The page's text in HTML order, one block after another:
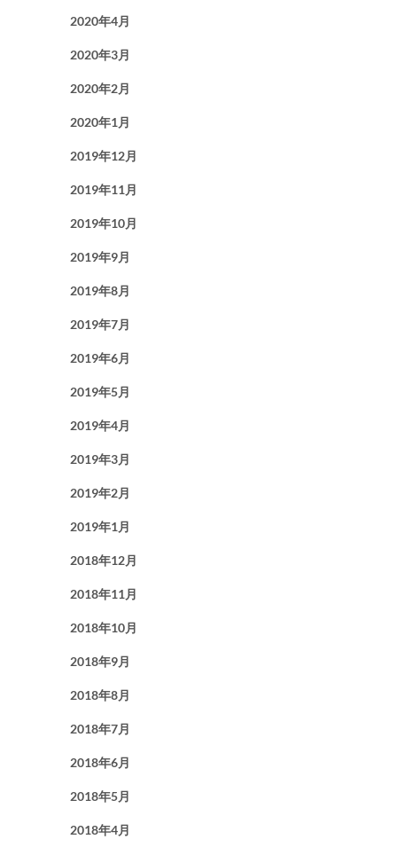
2020年4月
2020年3月
2020年2月
2020年1月
2019年12月
2019年11月
2019年10月
2019年9月
2019年8月
2019年7月
2019年6月
2019年5月
2019年4月
2019年3月
2019年2月
2019年1月
2018年12月
2018年11月
2018年10月
2018年9月
2018年8月
2018年7月
2018年6月
2018年5月
2018年4月